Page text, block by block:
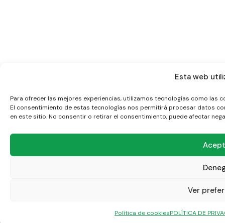
Esta web
Para ofrecer las mejores experiencias, utilizamos tecnologías como las
El consentimiento de estas tecnologías nos permitirá procesar datos
en este sitio. No consentir o retirar el consentimiento, puede afectar
Ver
Política de cookiesPOLÍTICA DE